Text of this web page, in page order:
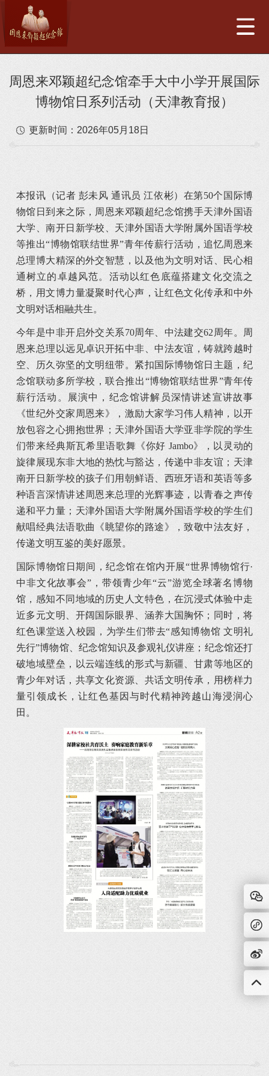
周恩来邓颖超纪念馆牵手大中小学开展国际
博物馆日系列活动（天津教育报）
更新时间： 2026年05月18日
本报讯（记者 彭未风 通讯员 江依彬）在第50个国际博
物馆日到来之际，周恩来邓颖超纪念馆携手天津外国语
大学、南开日新学校、天津外国语大学附属外国语学校
等推出“博物馆联结世界”青年传薪行活动，追忆周恩来
总理博大精深的外交智慧，以及他为文明对话、民心相
通树立的卓越风范。活动以红色底蕴搭建文化交流之
桥，用文博力量凝聚时代心声，让红色文化传承和中外
文明对话相融共生。
今年是中非开启外交关系70周年、中法建交62周年。周
恩来总理以远见卓识开拓中非、中法友谊，铸就跨越时
空、历久弥坚的文明纽带。紧扣国际博物馆日主题，纪
念馆联动多所学校，联合推出“博物馆联结世界”青年传
薪行活动。展演中，纪念馆讲解员深情讲述宣讲故事
《世纪外交家周恩来》，激励大家学习伟人精神，以开
放包容之心拥抱世界；天津外国语大学亚非学院的学生
们带来经典斯瓦希里语歌舞《你好 Jambo》，以灵动的
旋律展现东非大地的热忱与豁达，传递中非友谊；天津
南开日新学校的孩子们用朝鲜语、西班牙语和英语等多
种语言深情讲述周恩来总理的光辉事迹，以青春之声传
递和平力量；天津外国语大学附属外国语学校的学生们
献唱经典法语歌曲《眺望你的路途》，致敬中法友好，
传递文明互鉴的美好愿景。
国际博物馆日期间，纪念馆在馆内开展“世界博物馆行·
中非文化故事会”，带领青少年“云”游览全球著名博物
馆，感知不同地域的历史人文特色，在沉浸式体验中走
近多元文明、开阔国际眼界、涵养大国胸怀；同时，将
红色课堂送入校园，为学生们带去“感知博物馆 文明礼
先行”博物馆、纪念馆知识及参观礼仪讲座；纪念馆还打
破地域壁垒，以云端连线的形式与新疆、甘肃等地区的
青少年对话，共享文化资源、共话文明传承，用榜样力
量引领成长，让红色基因与时代精神跨越山海浸润心
田。